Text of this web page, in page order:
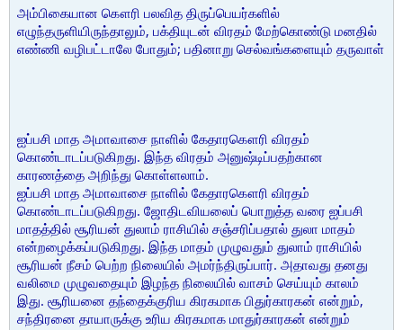
அம்பிகையான கௌரி பலவித திருப்பெயர்களில்
எழுந்தருளியிருந்தாலும், பக்தியுடன் விரதம் மேற்கொண்டு மனதில்
எண்ணி வழிபட்டாலே போதும்; பதினாறு செல்வங்களையும் தருவாள்
ஐப்பசி மாத அமாவாசை நாளில் கேதாரகௌரி விரதம்
கொண்டாடப்படுகிறது. இந்த விரதம் அனுஷ்டிப்பதற்கான
காரணத்தை அறிந்து கொள்ளலாம்.
ஐப்பசி மாத அமாவாசை நாளில் கேதாரகௌரி விரதம்
கொண்டாடப்படுகிறது. ஜோதிடவியலைப் பொறுத்த வரை ஐப்பசி
மாதத்தில் சூரியன் துலாம் ராசியில் சஞ்சரிப்பதால் துலா மாதம்
என்றழைக்கப்படுகிறது. இந்த மாதம் முழுவதும் துலாம் ராசியில்
சூரியன் நீசம் பெற்ற நிலையில் அமர்ந்திருப்பார். அதாவது தனது
வலிமை முழுவதையும் இழந்த நிலையில் வாசம் செய்யும் காலம்
இது. சூரியனை தந்தைக்குரிய கிரகமாக பிதுர்காரகன் என்றும்,
சந்திரனை தாயாருக்கு உரிய கிரகமாக மாதுர்காரகன் என்றும்